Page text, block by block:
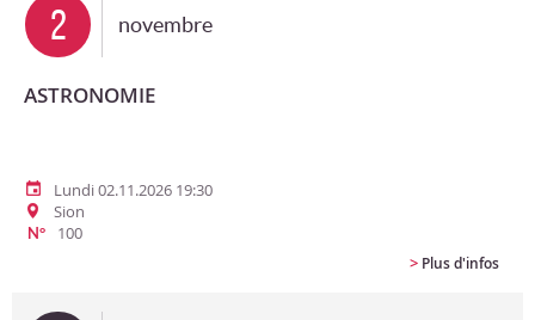
2 novembre
ASTRONOMIE
Lundi 02.11.2026 19:30
Sion
N°
100
> Plus d'infos